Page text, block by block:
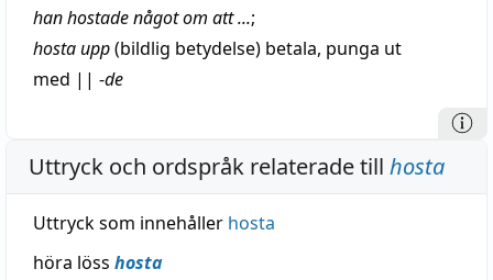
han hostade något om att ...;
hosta upp(bildlig betydelse) betala, punga ut
med || -de
Uttryck och ordspråk relaterade till hosta
Uttryck som innehåller hosta
höra löss hosta